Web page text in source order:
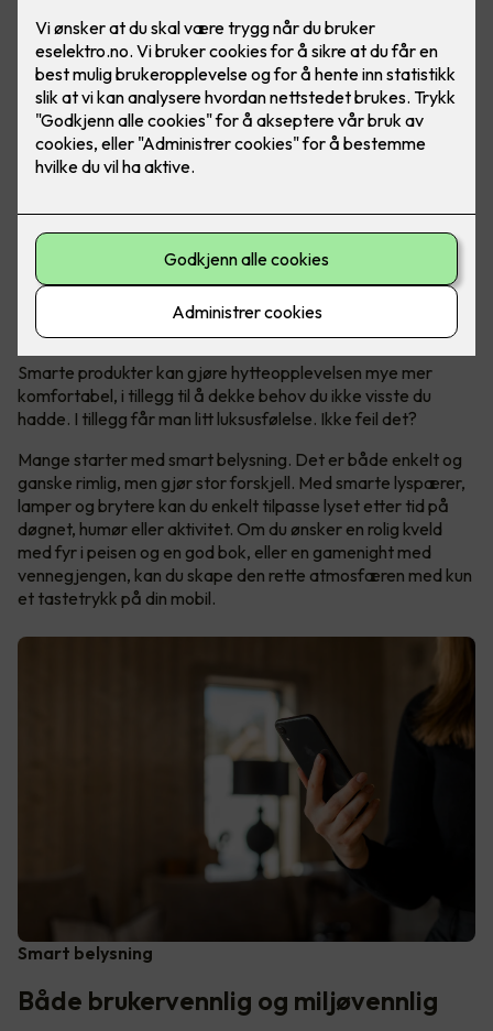
brytere, blir mer og mer vanlig i norske hytter. Det øker
både komforten og brukervennligheten på hytta.
Behovstilpasset belysning
Smarte produkter kan gjøre hytteopplevelsen mye mer
komfortabel, i tillegg til å dekke behov du ikke visste du
hadde. I tillegg får man litt luksusfølelse. Ikke feil det?
Mange starter med smart belysning. Det er både enkelt og
ganske rimlig, men gjør stor forskjell. Med smarte lyspærer,
lamper og brytere kan du enkelt tilpasse lyset etter tid på
døgnet, humør eller aktivitet. Om du ønsker en rolig kveld
med fyr i peisen og en god bok, eller en gamenight med
vennegjengen, kan du skape den rette atmosfæren med kun
et tastetrykk på din mobil.
Smart belysning
Både brukervennlig og miljøvennlig